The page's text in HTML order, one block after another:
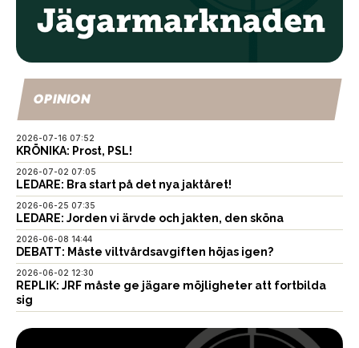
OPINION
2026-07-16 07:52
KRÖNIKA: Prost, PSL!
2026-07-02 07:05
LEDARE: Bra start på det nya jaktåret!
2026-06-25 07:35
LEDARE: Jorden vi ärvde och jakten, den sköna
2026-06-08 14:44
DEBATT: Måste viltvårdsavgiften höjas igen?
2026-06-02 12:30
REPLIK: JRF måste ge jägare möjligheter att fortbilda
sig